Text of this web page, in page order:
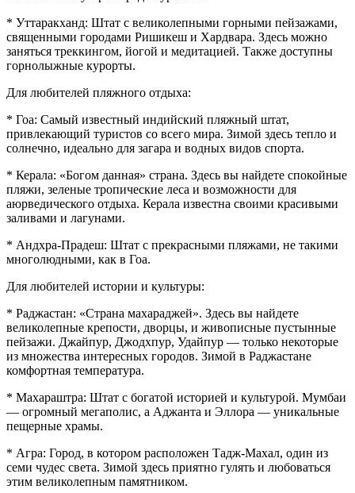
* Уттаракханд: Штат с великолепными горными пейзажами,
священными городами Ришикеш и Хардвара. Здесь можно
заняться треккингом, йогой и медитацией. Также доступны
горнолыжные курорты.
Для любителей пляжного отдыха:
* Гоа: Самый известный индийский пляжный штат,
привлекающий туристов со всего мира. Зимой здесь тепло и
солнечно, идеально для загара и водных видов спорта.
* Керала: «Богом данная» страна. Здесь вы найдете спокойные
пляжи, зеленые тропические леса и возможности для
аюрведического отдыха. Керала известна своими красивыми
заливами и лагунами.
* Андхра-Прадеш: Штат с прекрасными пляжами, не такими
многолюдными, как в Гоа.
Для любителей истории и культуры:
* Раджастан: «Страна махараджей». Здесь вы найдете
великолепные крепости, дворцы, и живописные пустынные
пейзажи. Джайпур, Джодхпур, Удайпур — только некоторые
из множества интересных городов. Зимой в Раджастане
комфортная температура.
* Махараштра: Штат с богатой историей и культурой. Мумбаи
— огромный мегаполис, а Аджанта и Эллора — уникальные
пещерные храмы.
* Агра: Город, в котором расположен Тадж-Махал, один из
семи чудес света. Зимой здесь приятно гулять и любоваться
этим великолепным памятником.